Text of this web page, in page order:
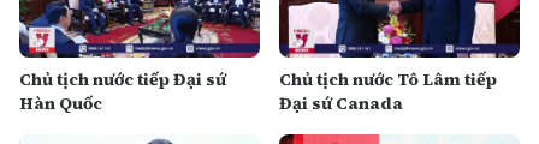
Chủ tịch nước tiếp Đại sứ
Hàn Quốc
Chủ tịch nước Tô Lâm tiếp
Đại sứ Canada